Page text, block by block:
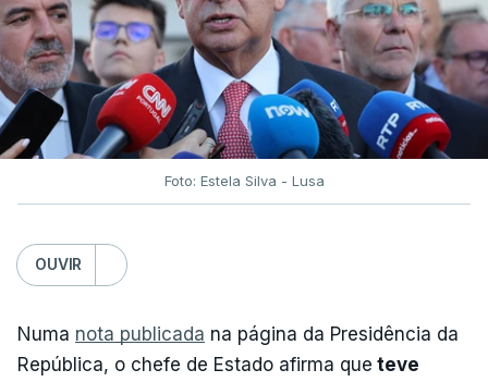
Foto: Estela Silva - Lusa
OUVIR
Numa nota publicada na página da Presidência da
República, o chefe de Estado afirma que teve